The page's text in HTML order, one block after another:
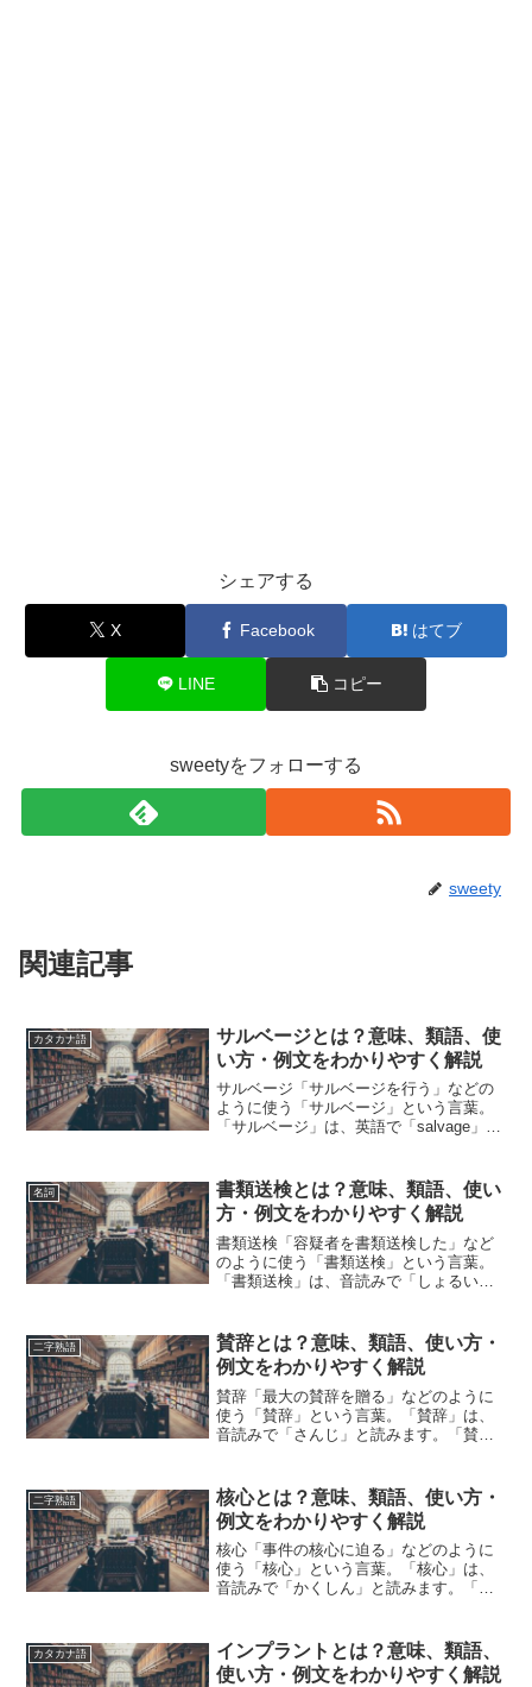
シェアする
X Facebook はてブ
LINE コピー
sweetyをフォローする
sweety
関連記事
カタカナ語
サルベージとは？意味、類語、使
い方・例文をわかりやすく解説
サルベージ「サルベージを行う」などの
ように使う「サルベージ」という言葉。
「サルベージ」は、英語で「salvage」と
では「サルベージ」の意味や使い方や類
語について、小説...
名詞
書類送検とは？意味、類語、使い
方・例文をわかりやすく解説
書類送検「容疑者を書類送検した」など
のように使う「書類送検」という言葉。
「書類送検」は、音読みで「しょるいそ
この記事では「書類送検」の意味や使い
方や類語について、小説など...
二字熟語
賛辞とは？意味、類語、使い方・
例文をわかりやすく解説
賛辞「最大の賛辞を贈る」などのように
使う「賛辞」という言葉。「賛辞」は、
音読みで「さんじ」と読みます。「賛
い方や類語について、小説などの用例を
紹介しながら、わかりやすく...
二字熟語
核心とは？意味、類語、使い方・
例文をわかりやすく解説
核心「事件の核心に迫る」などのように
使う「核心」という言葉。「核心」は、
音読みで「かくしん」と読みます。「核
い方や類語について、小説などの用例を
紹介しながら、わかりやす...
カタカナ語
インプラントとは？意味、類語、
使い方・例文をわかりやすく解説